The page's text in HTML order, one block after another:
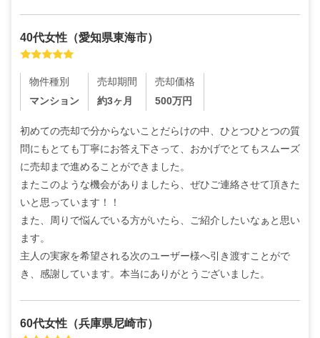
40代女性 （愛知県東海市）
物件種別
マンション
売却期間
約3ヶ月
売却価格
500万円
初めての売却で分からないことだらけの中、ひとつひとつの質
問にもとても丁寧にお答え下さって、おかげでとてもスムーズ
に売却まで進めることができました。
またこのような機会がありましたら、ぜひご連絡させて頂きた
いと思っています！！
また、周りで悩んでいる方がいたら、ご紹介したいなぁと思い
ます。
主人の実家を希望される次のユーザー様へ引き渡すことがで
き、感謝しています。本当にありがとうございました。
60代女性 （兵庫県尼崎市）